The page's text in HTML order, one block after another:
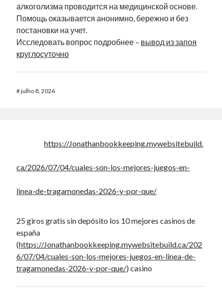
алкоголизма проводится на медицинской основе.
Помощь оказывается анонимно, бережно и без
постановки на учет.
Исследовать вопрос подробнее – вывод из запоя
круглосуточно
#julho 8, 2026
https://Jonathanbookkeeping.mywebsitebuild.
ca/2026/07/04/cuales-son-los-mejores-juegos-en-
linea-de-tragamonedas-2026-y-por-que/
25 giros gratis sin depósito los 10 mejores casinos de
españa
(https://Jonathanbookkeeping.mywebsitebuild.ca/202
6/07/04/cuales-son-los-mejores-juegos-en-linea-de-
tragamonedas-2026-y-por-que/) casino